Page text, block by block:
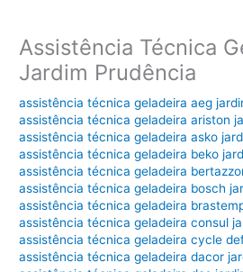
Assistência Técnica
Jardim Prudência
assistência técnica geladeira aeg
assistência técnica geladeira ariston
assistência técnica geladeira asko
assistência técnica geladeira beko
assistência técnica geladeira
assistência técnica geladeira bosch
assistência técnica geladeira
assistência técnica geladeira consul
assistência técnica geladeira cycle
assistência técnica geladeira dacor